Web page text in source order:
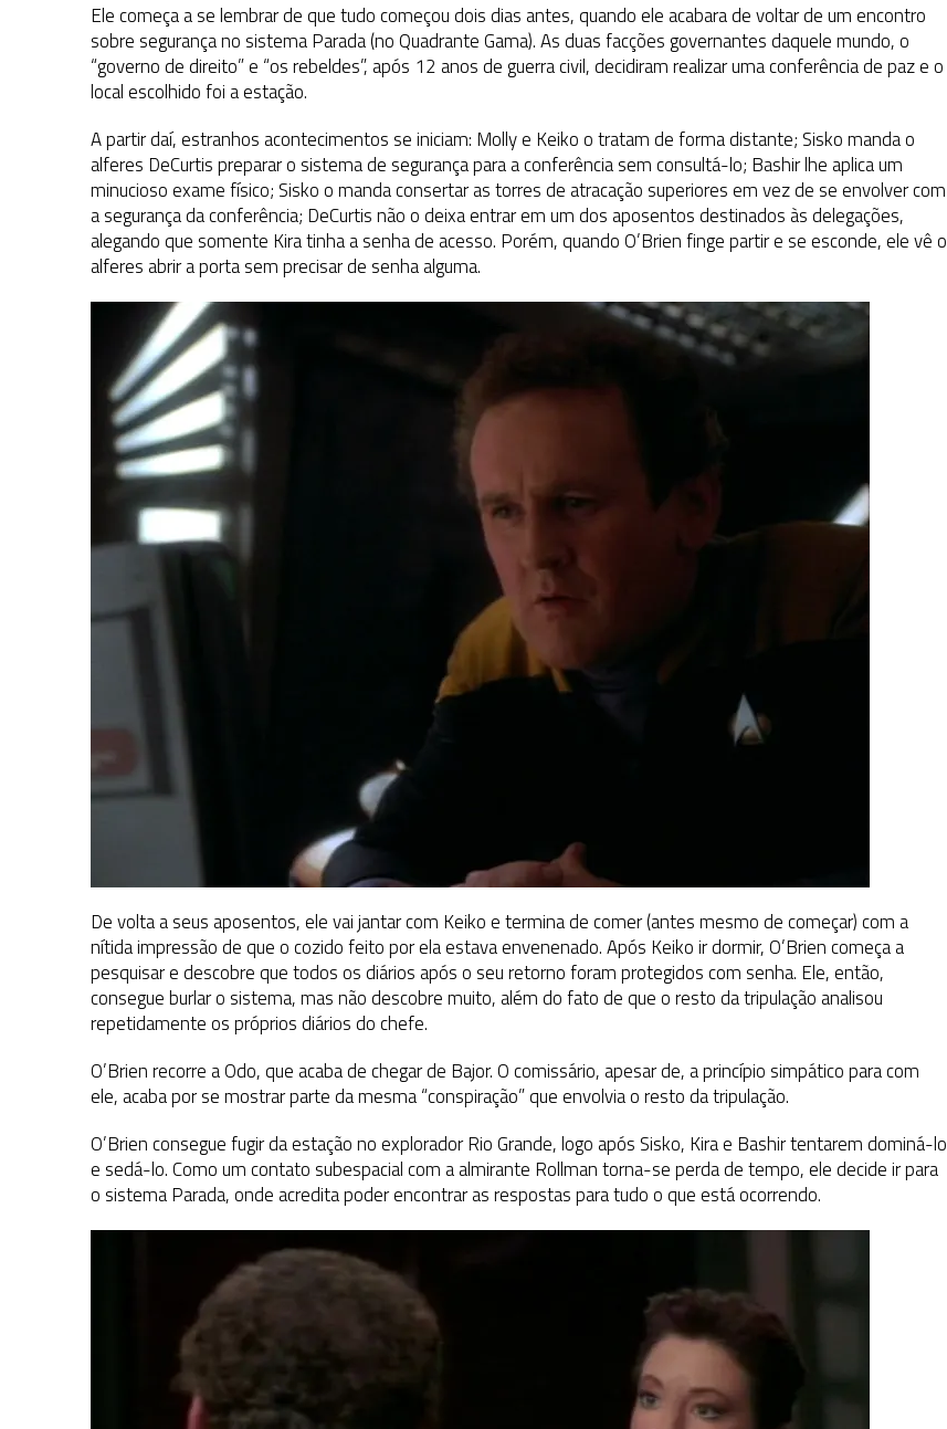
Ele começa a se lembrar de que tudo começou dois dias antes, quando ele acabara de voltar de um encontro
sobre segurança no sistema Parada (no Quadrante Gama). As duas facções governantes daquele mundo, o
“governo de direito” e “os rebeldes”, após 12 anos de guerra civil, decidiram realizar uma conferência de paz e o
local escolhido foi a estação.
A partir daí, estranhos acontecimentos se iniciam: Molly e Keiko o tratam de forma distante; Sisko manda o
alferes DeCurtis preparar o sistema de segurança para a conferência sem consultá-lo; Bashir lhe aplica um
minucioso exame físico; Sisko o manda consertar as torres de atracação superiores em vez de se envolver com
a segurança da conferência; DeCurtis não o deixa entrar em um dos aposentos destinados às delegações,
alegando que somente Kira tinha a senha de acesso. Porém, quando O’Brien finge partir e se esconde, ele vê o
alferes abrir a porta sem precisar de senha alguma.
De volta a seus aposentos, ele vai jantar com Keiko e termina de comer (antes mesmo de começar) com a
nítida impressão de que o cozido feito por ela estava envenenado. Após Keiko ir dormir, O’Brien começa a
pesquisar e descobre que todos os diários após o seu retorno foram protegidos com senha. Ele, então,
consegue burlar o sistema, mas não descobre muito, além do fato de que o resto da tripulação analisou
repetidamente os próprios diários do chefe.
O’Brien recorre a Odo, que acaba de chegar de Bajor. O comissário, apesar de, a princípio simpático para com
ele, acaba por se mostrar parte da mesma “conspiração” que envolvia o resto da tripulação.
O’Brien consegue fugir da estação no explorador Rio Grande, logo após Sisko, Kira e Bashir tentarem dominá-lo
e sedá-lo. Como um contato subespacial com a almirante Rollman torna-se perda de tempo, ele decide ir para
o sistema Parada, onde acredita poder encontrar as respostas para tudo o que está ocorrendo.